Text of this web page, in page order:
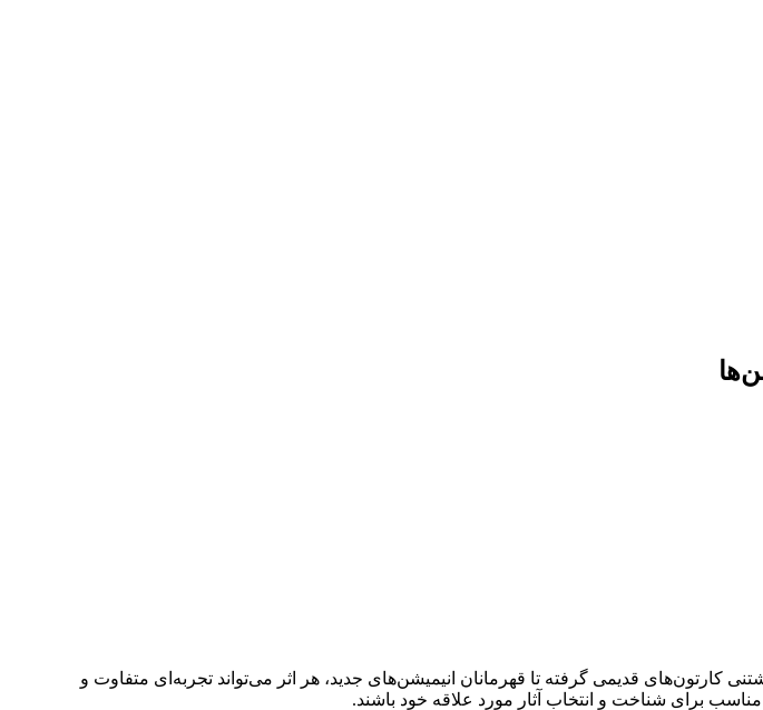
قدیمی گرفته تا قهرمانان انیمیشن‌های جدید، هر اثر می‌تواند تجربه‌ای متفاوت و
برای شناخت و انتخاب آثار مورد علاقه خود باشند.